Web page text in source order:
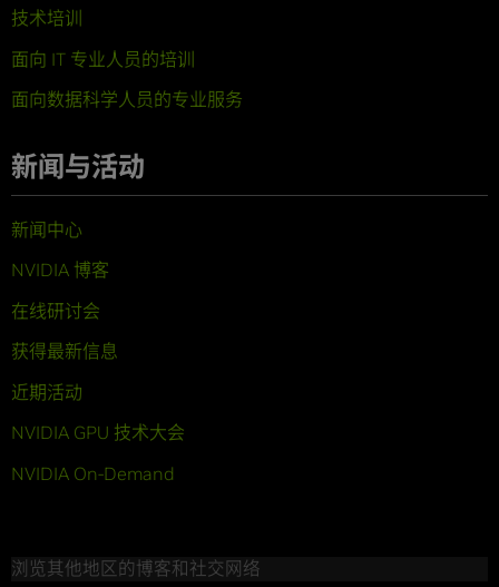
技术培训
面向 IT 专业人员的培训
面向数据科学人员的专业服务
新闻与活动
新闻中心
NVIDIA 博客
在线研讨会
获得最新信息
近期活动
NVIDIA GPU 技术大会
NVIDIA On-Demand
浏览其他地区的博客和社交网络